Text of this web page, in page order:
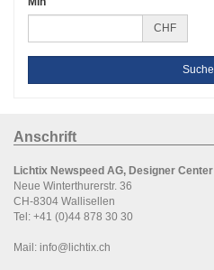
CHF
Anschrift
Lichtix Newspeed AG, Designer Center
Neue Winterthurerstr. 36
CH-8304 Wallisellen
Tel: +41 (0)44 878 30 30
Mail: info@lichtix.ch